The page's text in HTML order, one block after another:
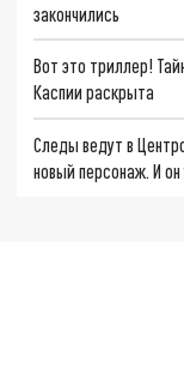
закончились
Вот это триллер!
Каспии раскрыта
Следы ведут в
новый персонаж. И он